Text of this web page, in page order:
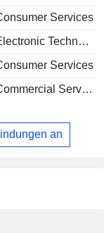
Services
Electronic Technology
Services
Commercial Services
an